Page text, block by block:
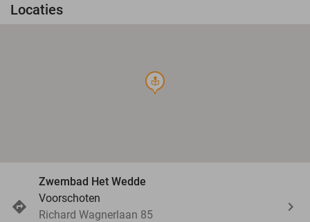
Locaties
course
Zwembad Het Wedde
Voorschoten
Richard Wagnerlaan 85